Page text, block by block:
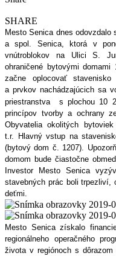
SHARE
Mesto Senica dnes
a spol. Senica, ktorá v
vnútroblokov na Ulici S.
ohraničené bytovými
začne oplocovať
a prvkov nachádzajúcich sa
priestranstva s plochou 10
princípov tvorby a ochrany
Obyvatelia okolitých
t.r.
Hlavný vstup na
(bytový dom č. 1207).
domom bude čiastočne
Investor Mesto Senica
stavebných prác boli
deťmi.
Mesto Senica získalo
regionálneho operačného
života v regiónoch s dôrazom